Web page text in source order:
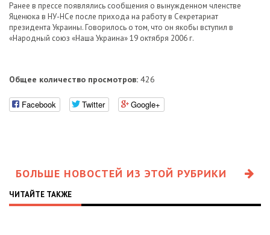
Ранее в прессе появлялись сообщения о вынужденном членстве
Яценюка в НУ-НСе после прихода на работу в Секретариат
президента Украины. Говорилось о том, что он якобы вступил в
«Народный союз «Наша Украина» 19 октября 2006 г.
Общее количество просмотров: 426
Facebook Twitter Google+
БОЛЬШЕ НОВОСТЕЙ ИЗ ЭТОЙ РУБРИКИ
ЧИТАЙТЕ ТАКЖЕ